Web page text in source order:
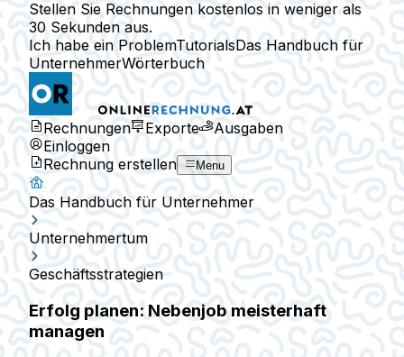
Stellen Sie Rechnungen kostenlos in weniger als
30 Sekunden aus.
Ich habe ein ProblemTutorialsDas Handbuch für
UnternehmerWörterbuch
Rechnungen Exporte
Ausgaben
Einloggen
Rechnung erstellen
Menu
Das Handbuch für Unternehmer
Unternehmertum
Geschäftsstrategien
Erfolg planen: Nebenjob meisterhaft
managen